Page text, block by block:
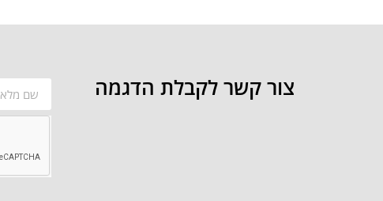
צור קשר לקבלת הדגמה